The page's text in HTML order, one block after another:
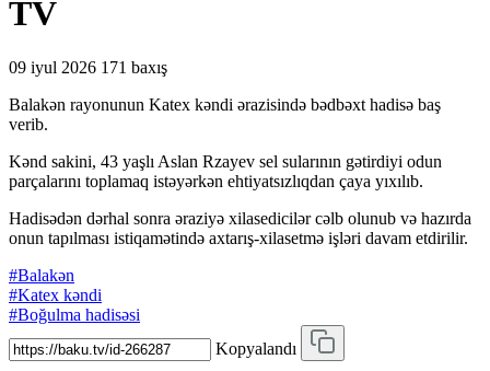
TV
09 iyul 2026 171 baxış
Balakən rayonunun Katex kəndi ərazisində bədbəxt hadisə baş
verib.
Kənd sakini, 43 yaşlı Aslan Rzayev sel sularının gətirdiyi odun
parçalarını toplamaq istəyərkən ehtiyatsızlıqdan çaya yıxılıb.
Hadisədən dərhal sonra əraziyə xilasedicilər cəlb olunub və hazırda
onun tapılması istiqamətində axtarış-xilasetmə işləri davam etdirilir.
#Balakən
#Katex kəndi
#Boğulma hadisəsi
Kopyalandı